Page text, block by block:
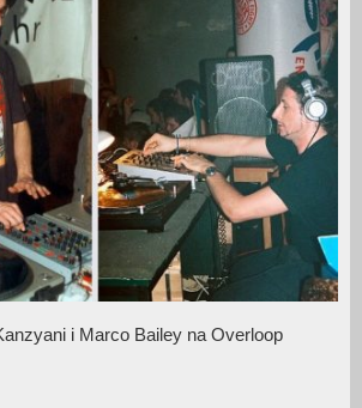
i Marco Bailey na Overloop